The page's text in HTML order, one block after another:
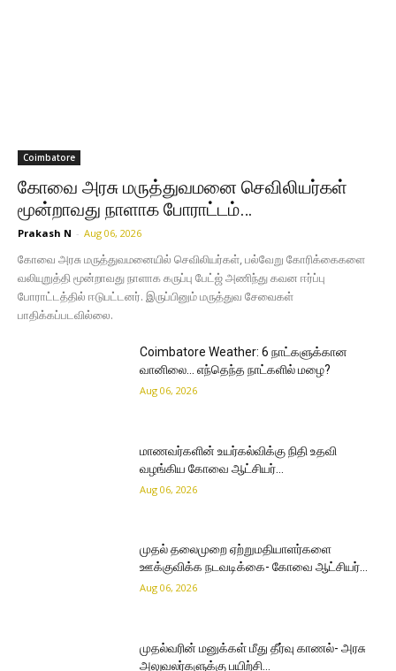
Coimbatore
கோவை அரசு மருத்துவமனை செவிலியர்கள்
மூன்றாவது நாளாக போராட்டம்…
Prakash N - Aug 06, 2026
கோவை அரசு மருத்துவமனையில் செவிலியர்கள், பல்வேறு கோரிக்கைகளை
வலியுறுத்தி மூன்றாவது நாளாக கருப்பு பேட்ஜ் அணிந்து கவன ஈர்ப்பு
போராட்டத்தில் ஈடுபட்டனர். இருப்பினும் மருத்துவ சேவைகள்
பாதிக்கப்படவில்லை.
Coimbatore Weather: 6 நாட்களுக்கான
வானிலை… எந்தெந்த நாட்களில் மழை?
Aug 06, 2026
மாணவர்களின் உயர்கல்விக்கு நிதி உதவி
வழங்கிய கோவை ஆட்சியர்…
Aug 06, 2026
முதல் தலைமுறை ஏற்றுமதியாளர்களை
ஊக்குவிக்க நடவடிக்கை- கோவை ஆட்சியர்…
Aug 06, 2026
முதல்வரின் மனுக்கள் மீது தீர்வு காணல்- அரசு
அலுவலர்களுக்கு பயிற்சி…